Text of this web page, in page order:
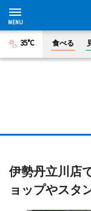
35°C 食べる
伊勢丹立川店
ョップやスタ